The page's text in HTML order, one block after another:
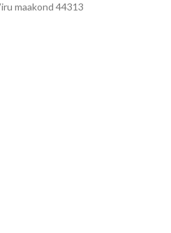
maakond 44313